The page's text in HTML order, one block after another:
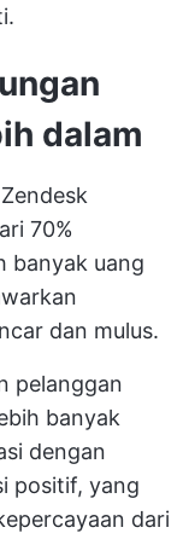
dalam
70%
banyak uang
dan mulus.
pelanggan
banyak
dengan
positif, yang
dari